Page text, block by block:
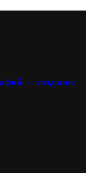
— создание